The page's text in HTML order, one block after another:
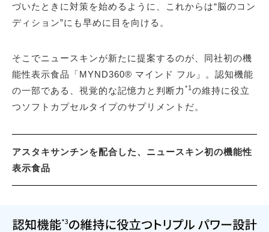
づいたときに対策を始めるように、これからは“脳のコン
ディション”にも早めに目を向ける。
そこでニュースキンが新たに提案するのが、同社初の機
能性表示食品「MYND360® マインド フル」。認知機能
の一部である、視覚的な記憶力と判断力 *1 の維持に役立
つソフトカプセルタイプのサプリメントだ。
アスタキサンチンを配合した、ニュースキン初の機能性
表示食品